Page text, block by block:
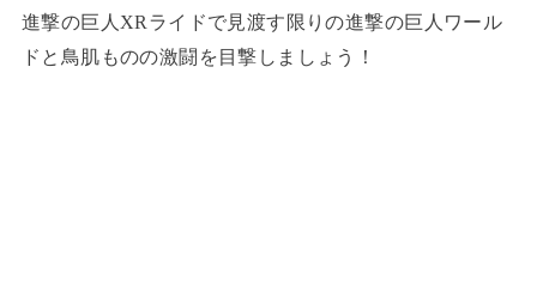
進撃の巨人XRライドで見渡す限りの進撃の巨人ワール
ドと鳥肌ものの激闘を目撃しましょう！